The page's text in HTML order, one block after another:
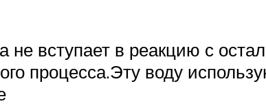
вступает в реакцию с
процесса.Эту воду